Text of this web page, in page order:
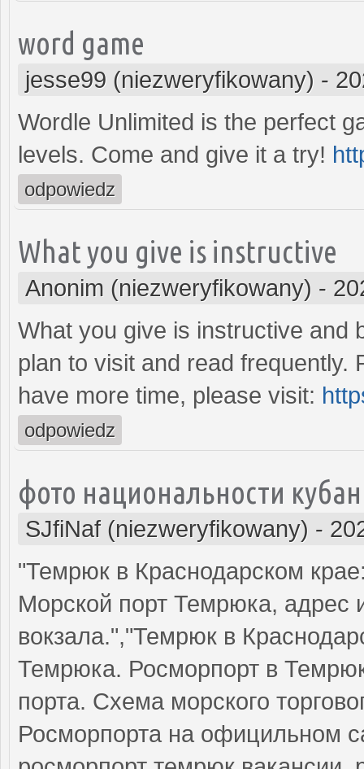
word game
jesse99 (niezweryfikowany) -
Wordle Unlimited is the perfect
levels. Come and give it a try!
odpowiedz
What you give is instructive
Anonim (niezweryfikowany) -
What you give is instructive and
plan to visit and read frequently.
have more time, please visit:
odpowiedz
фото национальности
SJfiNaf (niezweryfikowany) -
"Темрюк в Краснодарском
Морской порт Темрюка, адрес
вокзала.","Темрюк в
Темрюка. Росморпорт в
порта. Схема морского
Росморпорта на официльном